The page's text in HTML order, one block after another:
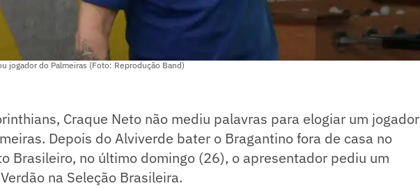
jogador do Palmeiras (Foto: Reprodução Band)
Craque Neto não mediu palavras para elogiar um jogador
Depois do Alviverde bater o Bragantino fora de casa no
Brasileiro, no último domingo (26), o apresentador pediu um
na Seleção Brasileira.